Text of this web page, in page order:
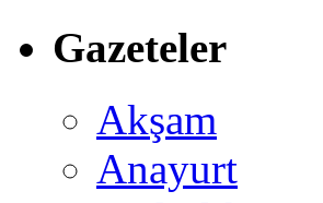
Gazeteler
Akşam
Anayurt